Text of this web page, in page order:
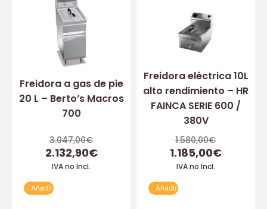
Freidora a gas de pie
20 L – Berto’s Macros
700
3.047,00€
2.132,90€
IVA no Incl.
Añadir
Freidora eléctrica 10L
alto rendimiento – HR
FAINCA SERIE 600 /
380V
1.580,00€
1.185,00€
IVA no Incl.
Añadir